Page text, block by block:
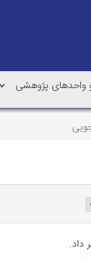
واحدهای پژوهشی